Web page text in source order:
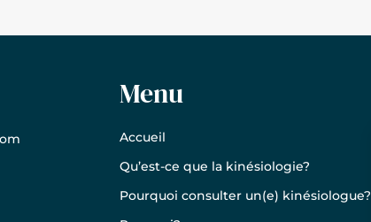
Menu
Accueil
Qu’est-ce que la kinésiologie?
Pourquoi consulter un(e) kinésiologue?